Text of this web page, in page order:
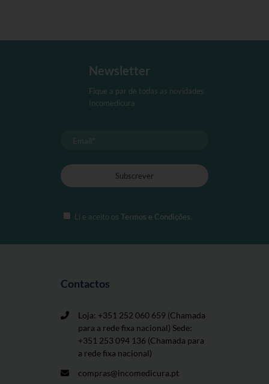
Newsletter
Fique a par de todas as novidades
Incomedicura
Li e aceito os Termos e Condições.
Contactos
Loja: +351 252 060 659 (Chamada
para a rede fixa nacional) Sede:
+351 253 094 136 (Chamada para
a rede fixa nacional)
compras@incomedicura.pt